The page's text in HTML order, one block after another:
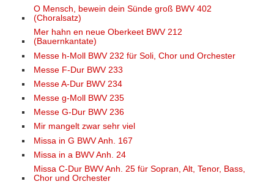
O Mensch, bewein dein Sünde groß BWV 402
(Choralsatz)
Mer hahn en neue Oberkeet BWV 212
(Bauernkantate)
Messe h-Moll BWV 232 für Soli, Chor und Orchester
Messe F-Dur BWV 233
Messe A-Dur BWV 234
Messe g-Moll BWV 235
Messe G-Dur BWV 236
Mir mangelt zwar sehr viel
Missa in G BWV Anh. 167
Missa in a BWV Anh. 24
Missa C-Dur BWV Anh. 25 für Sopran, Alt, Tenor, Bass,
Chor und Orchester